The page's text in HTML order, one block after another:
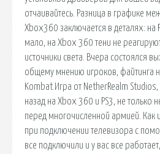
отчаивайтесь. Разница в графике
Xbox360 заключается в деталях: на
мало, на Xbox 360 тени не
источники света. Вчера состоялся
общему мнению игроков, файтинга
Kombat.Игра от NetherRealm
назад на Xbox 360 и PS3, не только
перед многочисленной армией. Как
при подключении телевизора с
все подключили и у вас все